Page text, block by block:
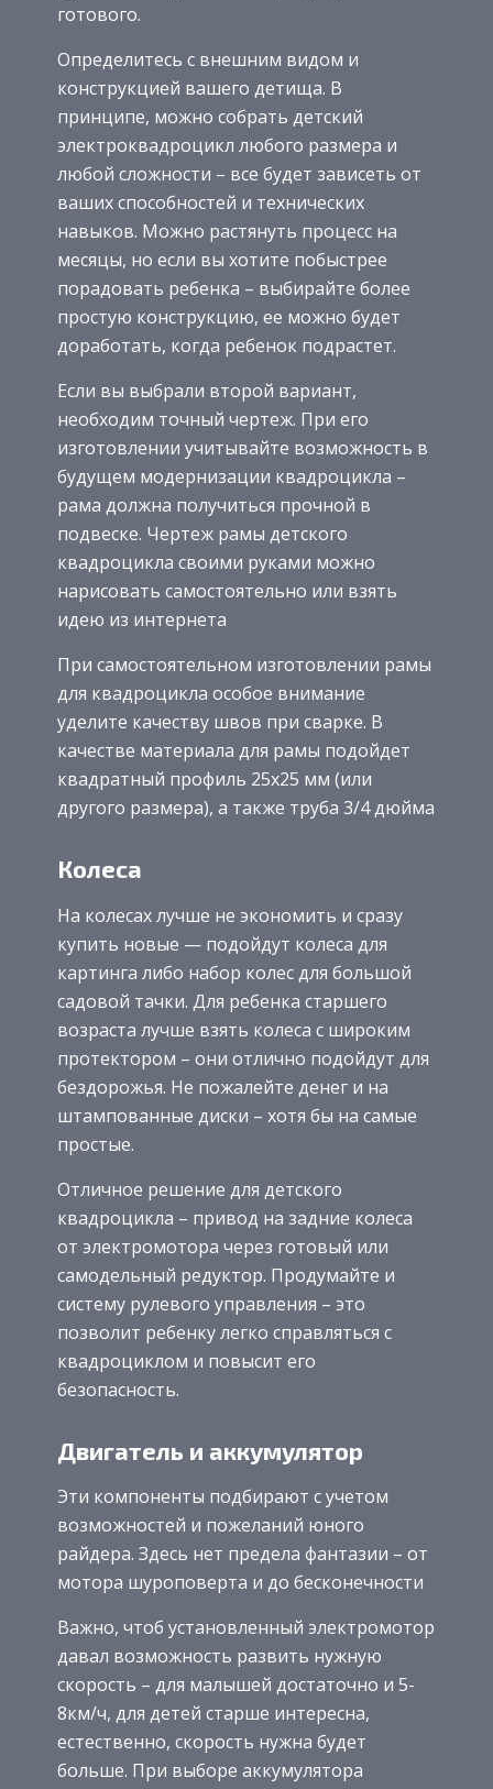
готового.
Определитесь с внешним видом и
конструкцией вашего детища. В
принципе, можно собрать детский
электроквадроцикл любого размера и
любой сложности – все будет зависеть от
ваших способностей и технических
навыков. Можно растянуть процесс на
месяцы, но если вы хотите побыстрее
порадовать ребенка – выбирайте более
простую конструкцию, ее можно будет
доработать, когда ребенок подрастет.
Если вы выбрали второй вариант,
необходим точный чертеж. При его
изготовлении учитывайте возможность в
будущем модернизации квадроцикла –
рама должна получиться прочной в
подвеске. Чертеж рамы детского
квадроцикла своими руками можно
нарисовать самостоятельно или взять
идею из интернета
При самостоятельном изготовлении рамы
для квадроцикла особое внимание
уделите качеству швов при сварке. В
качестве материала для рамы подойдет
квадратный профиль 25х25 мм (или
другого размера), а также труба 3/4 дюйма
Колеса
На колесах лучше не экономить и сразу
купить новые — подойдут колеса для
картинга либо набор колес для большой
садовой тачки. Для ребенка старшего
возраста лучше взять колеса с широким
протектором – они отлично подойдут для
бездорожья. Не пожалейте денег и на
штампованные диски – хотя бы на самые
простые.
Отличное решение для детского
квадроцикла – привод на задние колеса
от электромотора через готовый или
самодельный редуктор. Продумайте и
систему рулевого управления – это
позволит ребенку легко справляться с
квадроциклом и повысит его
безопасность.
Двигатель и аккумулятор
Эти компоненты подбирают с учетом
возможностей и пожеланий юного
райдера. Здесь нет предела фантазии – от
мотора шуроповерта и до бесконечности
Важно, чтоб установленный электромотор
давал возможность развить нужную
скорость – для малышей достаточно и 5-
8км/ч, для детей старше интересна,
естественно, скорость нужна будет
больше. При выборе аккумулятора